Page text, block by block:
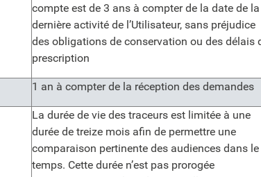
compte est de 3 ans à compter de la date de la
dernière activité de l’Utilisateur, sans préjudice
des obligations de conservation ou des délais
prescription
1 an à compter de la réception des demandes
La durée de vie des traceurs est limitée à une
durée de treize mois afin de permettre une
comparaison pertinente des audiences dans le
temps. Cette durée n’est pas prorogée